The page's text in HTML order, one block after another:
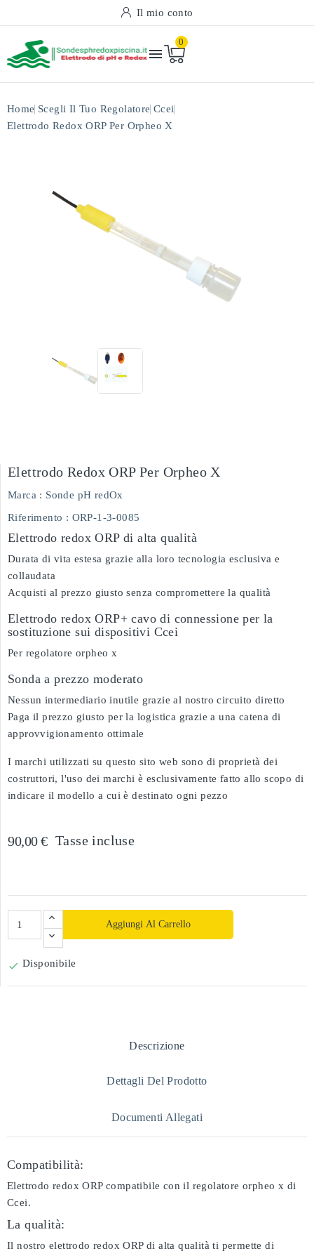
Il mio conto

0
Home Scegli Il Tuo Regolatore Ccei
Elettrodo Redox ORP Per Orpheo X
Elettrodo Redox ORP Per Orpheo X
Marca : Sonde pH redOx
Riferimento : ORP-1-3-0085
Elettrodo redox ORP di alta qualità
Durata di vita estesa grazie alla loro tecnologia esclusiva e
collaudata
Acquisti al prezzo giusto senza compromettere la qualità
Elettrodo redox ORP+ cavo di connessione per la
sostituzione sui dispositivi Ccei
Per regolatore orpheo x
Sonda a prezzo moderato
Nessun intermediario inutile grazie al nostro circuito diretto
Paga il prezzo giusto per la logistica grazie a una catena di
approvvigionamento ottimale
I marchi utilizzati su questo sito web sono di proprietà dei
costruttori, l'uso dei marchi è esclusivamente fatto allo scopo di
indicare il modello a cui è destinato ogni pezzo
90,00 € Tasse incluse
Aggiungi Al Carrello
 Disponibile
Descrizione
Dettagli Del Prodotto
Documenti Allegati
Compatibilità:
Elettrodo redox ORP compatibile con il regolatore orpheo x di
Ccei.
La qualità:
Il nostro elettrodo redox ORP di alta qualità ti permette di